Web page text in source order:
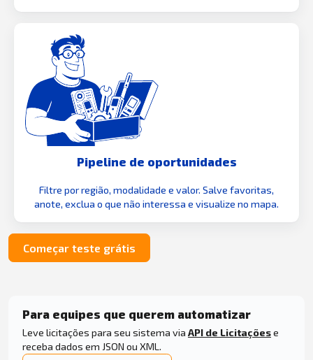
Pipeline de oportunidades
Filtre por região, modalidade e valor. Salve favoritas,
anote, exclua o que não interessa e visualize no mapa.
Começar teste grátis
Para equipes que querem automatizar
Leve licitações para seu sistema via API de Licitaçõese
receba dados em JSON ou XML.